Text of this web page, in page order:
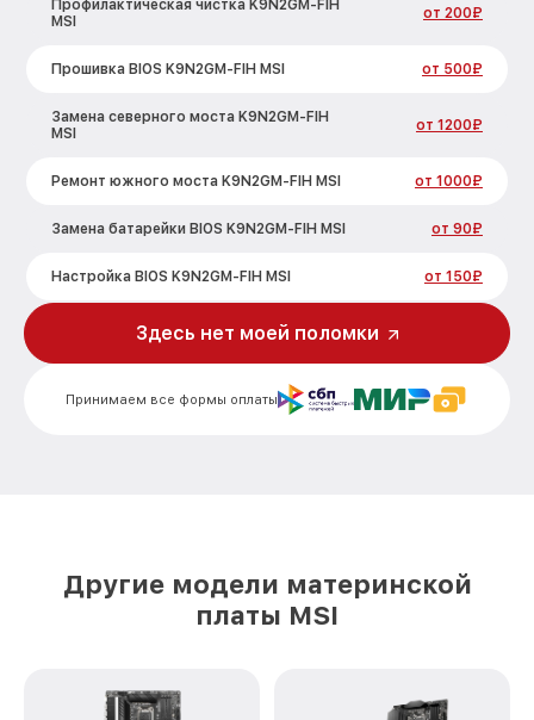
Профилактическая чистка K9N2GM-FIH
MSI
от 200₽
Прошивка BIOS K9N2GM-FIH MSI от 500₽
Замена северного моста K9N2GM-FIH
MSI
от 1200₽
Ремонт южного моста K9N2GM-FIH MSI от 1000₽
Замена батарейки BIOS K9N2GM-FIH MSI от 90₽
Настройка BIOS K9N2GM-FIH MSI от 150₽
Принимаем все формы оплаты
Здесь нет моей поломки
Другие модели материнской
платы MSI